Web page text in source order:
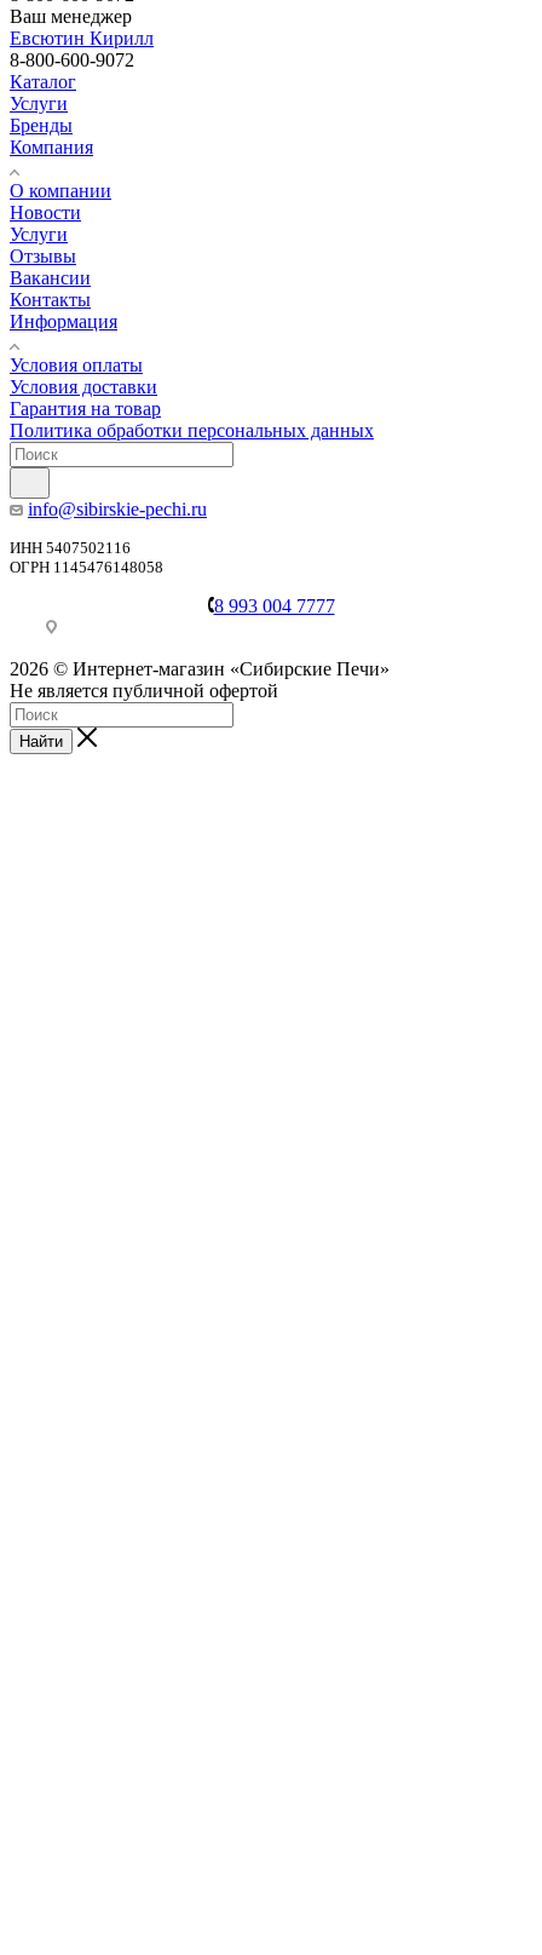
Ваш менеджер
Евсютин Кирилл
8-800-600-9072
Каталог
Услуги
Бренды
Компания
О компании
Новости
Услуги
Отзывы
Вакансии
Контакты
Информация
Условия оплаты
Условия доставки
Гарантия на товар
Политика обработки персональных данных
info@sibirskie-pechi.ru
ИНН 5407502116
ОГРН 1145476148058
8 993 004 7777
Пункт выдачи: Иркутск, ул. Генерала Доватора, 21А
2026 © Интернет-магазин «Сибирские Печи»
Не является публичной офертой
Найти